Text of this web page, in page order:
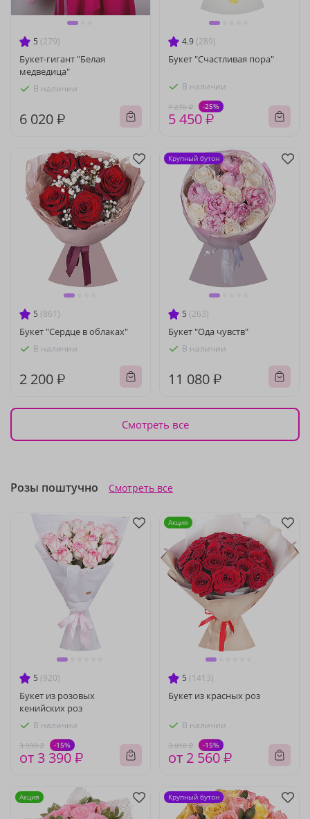
5 (279)
Букет-гигант "Белая
медведица"
В наличии
6 020 ₽
4.9 (289)
Букет "Счастливая пора"
В наличии
7 270 ₽ -25%
5 450 ₽
5 (861)
Букет "Сердце в облаках"
В наличии
2 200 ₽
5 (263)
Букет "Ода чувств"
В наличии
11 080 ₽
Крупный бутон
Смотреть все
Розы поштучно Смотреть все
5 (920)
Букет из розовых
кенийских роз
В наличии
3 990 ₽ -15%
от 3 390 ₽
5 (1413)
Букет из красных роз
В наличии
3 010 ₽ -15%
от 2 560 ₽
Акция
Акция Крупный бутон